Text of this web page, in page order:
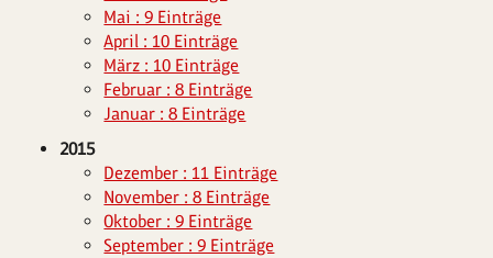
Mai : 9 Einträge
April : 10 Einträge
März : 10 Einträge
Februar : 8 Einträge
Januar : 8 Einträge
2015
Dezember : 11 Einträge
November : 8 Einträge
Oktober : 9 Einträge
September : 9 Einträge